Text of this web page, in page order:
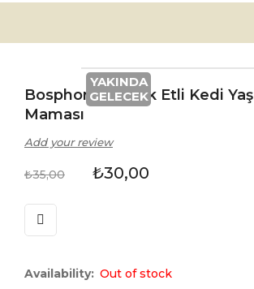
YAKINDA
GELECEK
Bosphorus Tavuk Etli Kedi Yaş
Maması
Add your review
₺35,00 ₺30,00
Availability: Out of stock